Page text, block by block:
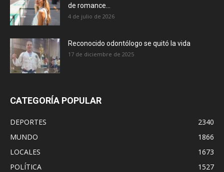
de romance...
4 de julio de 2026
Reconocido odontólogo se quitó la vida
17 de diciembre de 2025
CATEGORÍA POPULAR
DEPORTES
2340
MUNDO
1866
LOCALES
1673
POLÍTICA
1527